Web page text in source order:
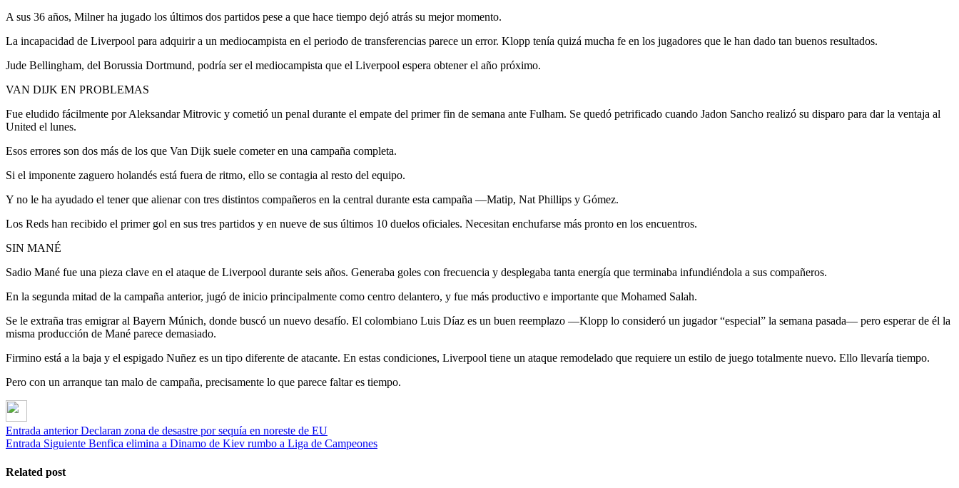
A sus 36 años, Milner ha jugado los últimos dos partidos pese a que hace tiempo dejó atrás su mejor momento.
La incapacidad de Liverpool para adquirir a un mediocampista en el periodo de transferencias parece un error. Klopp tenía quizá mucha fe en los jugadores que le han dado tan buenos resultados.
Jude Bellingham, del Borussia Dortmund, podría ser el mediocampista que el Liverpool espera obtener el año próximo.
VAN DIJK EN PROBLEMAS
Fue eludido fácilmente por Aleksandar Mitrovic y cometió un penal durante el empate del primer fin de semana ante Fulham. Se quedó petrificado cuando Jadon Sancho realizó su disparo para dar la ventaja al
United el lunes.
Esos errores son dos más de los que Van Dijk suele cometer en una campaña completa.
Si el imponente zaguero holandés está fuera de ritmo, ello se contagia al resto del equipo.
Y no le ha ayudado el tener que alienar con tres distintos compañeros en la central durante esta campaña —Matip, Nat Phillips y Gómez.
Los Reds han recibido el primer gol en sus tres partidos y en nueve de sus últimos 10 duelos oficiales. Necesitan enchufarse más pronto en los encuentros.
SIN MANÉ
Sadio Mané fue una pieza clave en el ataque de Liverpool durante seis años. Generaba goles con frecuencia y desplegaba tanta energía que terminaba infundiéndola a sus compañeros.
En la segunda mitad de la campaña anterior, jugó de inicio principalmente como centro delantero, y fue más productivo e importante que Mohamed Salah.
Se le extraña tras emigrar al Bayern Múnich, donde buscó un nuevo desafío. El colombiano Luis Díaz es un buen reemplazo —Klopp lo consideró un jugador “especial” la semana pasada— pero esperar de él la
misma producción de Mané parece demasiado.
Firmino está a la baja y el espigado Nuñez es un tipo diferente de atacante. En estas condiciones, Liverpool tiene un ataque remodelado que requiere un estilo de juego totalmente nuevo. Ello llevaría tiempo.
Pero con un arranque tan malo de campaña, precisamente lo que parece faltar es tiempo.
Entrada anterior Declaran zona de desastre por sequía en noreste de EU
Entrada Siguiente Benfica elimina a Dinamo de Kiev rumbo a Liga de Campeones
Related post